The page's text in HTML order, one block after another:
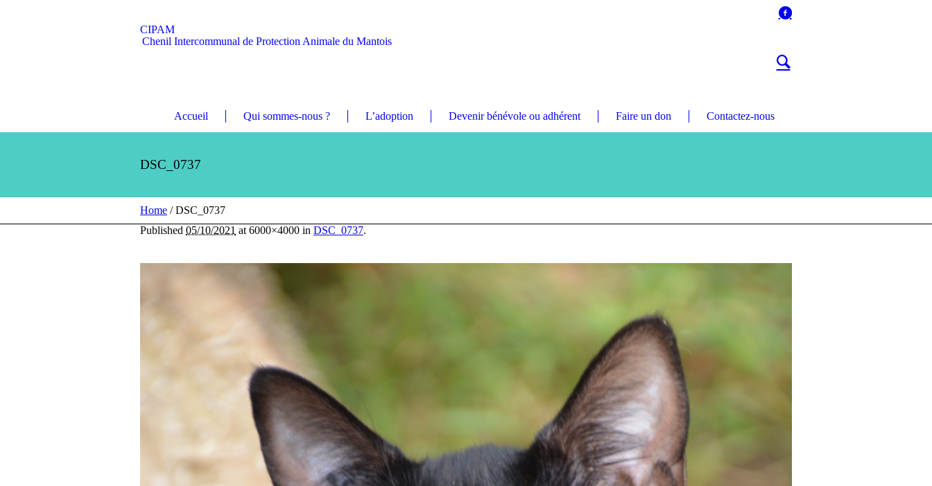
CIPAM
Chenil Intercommunal de Protection Animale du Mantois
Accueil Qui sommes-nous ? L’adoption Devenir bénévole ou adhérent Faire un don Contactez-nous
DSC_0737
Home /DSC_0737
Published 05/10/2021 at 6000×4000 in DSC_0737.